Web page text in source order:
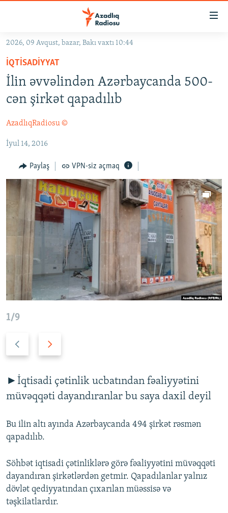
Əsas
qayıt
Əsas
naviqasiyaya
qayıt
Axtarışa
GÜNDƏM
#İZAHLA
KORRUPSIOMETR
#ƏSLINDƏ
FƏRQƏ BAX
QANUNI DOĞRU
ARAŞDIRMA
MULTIMEDIA
VIDEO
FOTOQALEREYA
İNFOQRAFIKA
KARIKATURA
RADIO ARXIV
OXU ZALI
AZƏRBAYCAN ƏDƏBIYYATI KITABXANASI
İSLAM VƏ DEMOKRATIYA
İZ - MƏDƏNIYYƏT PROQRAMI
HAQQIMIZDA
MISSIYAMIZ
PEŞƏ ETIKASI VƏ JURNALISTIKA STANDARTLARIMIZ
MATERIALLARIMIZDAN ISTIFADƏ
AZADLIQRADIOSU MOBIL TELEFONUNUZDA
BIZIMLƏ ƏLAQƏ
BIZI IZLƏ
RFE/RL-in bütün saytları
2026, 09 Avqust, bazar, Bakı vaxtı 10:44
İQTISADIYYAT
İlin əvvəlindən Azərbaycanda 500-
cən şirkət qapadılıb
AzadlıqRadiosu ©
İyul 14, 2016
Paylaş VPN-siz açmaq
1/9
Öncəki
Növbəti
►İqtisadi çətinlik ucbatından fəaliyyətini
müvəqqəti dayandıranlar bu saya daxil deyil
Bu ilin altı ayında Azərbaycanda 494 şirkət rəsmən
qapadılıb.
Söhbət iqtisadi çətinliklərə görə fəaliyyətini müvəqqəti
dayandıran şirkətlərdən getmir. Qapadılanlar yalnız
dövlət qediyyatından çıxarılan müəssisə və
təşkilatlardır.